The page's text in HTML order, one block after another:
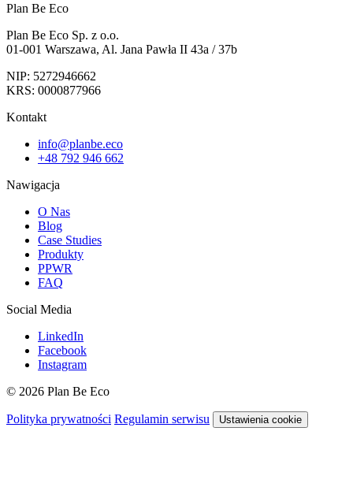
Plan Be Eco
Plan Be Eco Sp. z o.o.
01-001 Warszawa, Al. Jana Pawła II 43a / 37b
NIP: 5272946662
KRS: 0000877966
Kontakt
info@planbe.eco
+48 792 946 662
Nawigacja
O Nas
Blog
Case Studies
Produkty
PPWR
FAQ
Social Media
LinkedIn
Facebook
Instagram
© 2026 Plan Be Eco
Polityka prywatności Regulamin serwisu Ustawienia cookie